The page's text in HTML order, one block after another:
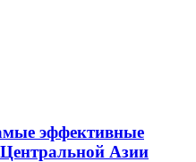
эффективные
Азии